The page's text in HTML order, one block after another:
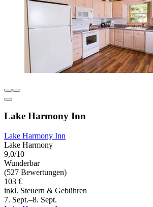
Lake Harmony Inn
Lake Harmony Inn
Lake Harmony
9,0/10
Wunderbar
(527 Bewertungen)
103 €
inkl. Steuern & Gebühren
7. Sept.–8. Sept.